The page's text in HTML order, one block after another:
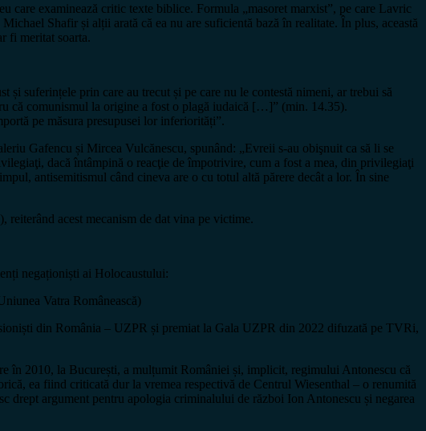
care examinează critic texte biblice. Formula „masoret marxist”, pe care Lavric
Shafir și alții arată că ea nu are suficientă bază în realitate. În plus, această
fi meritat soarta.
suferințele prin care au trecut și pe care nu le contestă nimeni, ar trebui să
că comunismul la origine a fost o plagă iudaică […]” (min. 14.35).
pe măsura presupusei lor inferiorități”.
Gafencu și Mircea Vulcănescu, spunând: „Evreii s-au obişnuit ca să li se
dacă întâmpină o reacţie de împotrivire, cum a fost a mea, din privilegiaţi
antisemitismul când cineva are o cu totul altă părere decât a lor. În sine
reiterând acest mecanism de dat vina pe victime.
negaționiști ai Holocaustului:
Vatra Românească)
din România – UZPR și premiat la Gala UZPR din 2022 difuzată pe TVRi,
în 2010, la București, a mulțumit României și, implicit, regimului Antonescu că
ea fiind criticată dur la vremea respectivă de Centrul Wiesenthal – o renumită
drept argument pentru apologia criminalului de război Ion Antonescu și negarea